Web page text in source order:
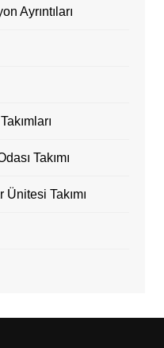
Ayrıntıları
Takımı
Takımı